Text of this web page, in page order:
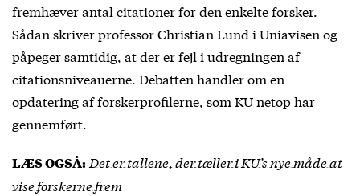
fremhæver antal citationer for den enkelte forsker.
Sådan skriver professor Christian Lund i Uniavisen og
påpeger samtidig, at der er fejl i udregningen af
citationsniveauerne. Debatten handler om en
opdatering af forskerprofilerne, som KU netop har
gennemført.
LÆS OGSÅ: Det er tallene, der tæller i KU’s nye måde at
vise forskerne frem